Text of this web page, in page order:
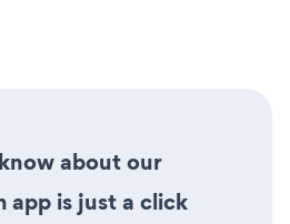
about our
app is just a click